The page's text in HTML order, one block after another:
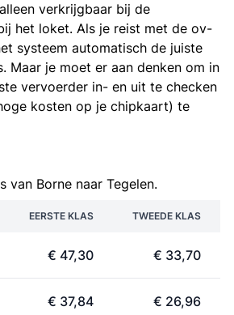
verkrijgbaar bij de
het loket. Als je reist met de ov-
systeem automatisch de juiste
Maar je moet er aan denken om in
vervoerder in- en uit te checken
kosten op je chipkaart) te
van Borne naar Tegelen.
EERSTE KLAS TWEEDE KLAS
€ 47,30 € 33,70
€ 37,84 € 26,96